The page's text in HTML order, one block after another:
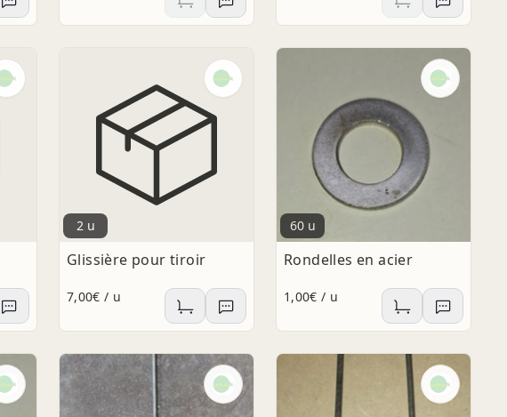
2 u
Glissière pour tiroir
7,00€ / u
60 u
Rondelles en acier
1,00€ / u